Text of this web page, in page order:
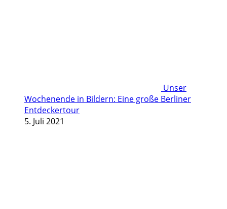
Unser
Wochenende in Bildern: Eine große Berliner
Entdeckertour
5. Juli 2021